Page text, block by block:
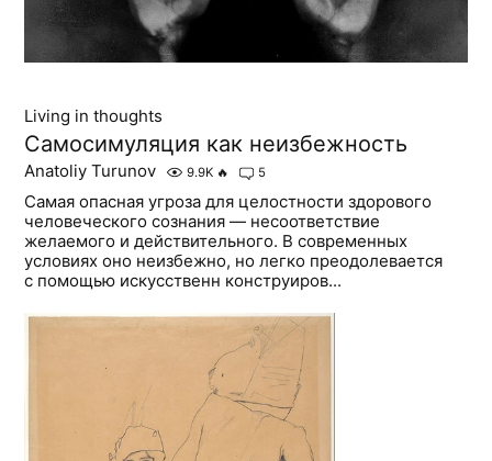
Living in thoughts
Самосимуляция как неизбежность
Anatoliy Turunov 9.9K 🔥 5
Самая опасная угроза для целостности здорового
человеческого сознания — несоответствие
желаемого и действительного. В современных
условиях оно неизбежно, но легко преодолевается
с помощью искусственн конструиров...